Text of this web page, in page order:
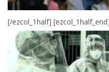
[/ezcol_1half] [ezcol_1half_end]